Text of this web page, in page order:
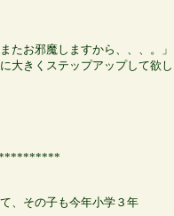
たお邪魔しますから、、、。」
大きくステップアップして欲し
、その子も今年小学３年